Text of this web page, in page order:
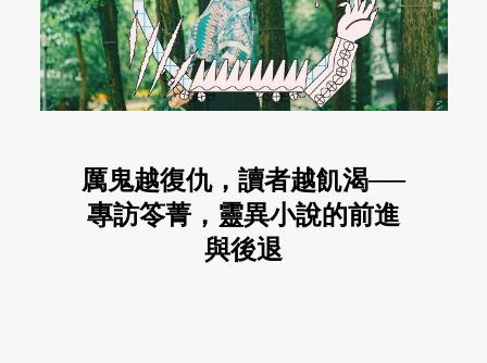
厲鬼越復仇，讀者越飢渴──
專訪笭菁，靈異小說的前進
與後退